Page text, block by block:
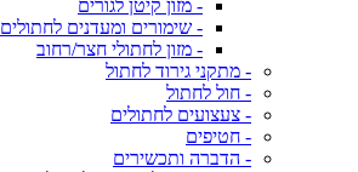
- מזון קיטן לגורים
- שימורים ומעדנים לחתולים
- מזון לחתולי חצר/רחוב
- מתקני גירוד לחתול
- חול לחתול
- צעצועים לחתולים
- חטיפים
- הדברה ותכשירים